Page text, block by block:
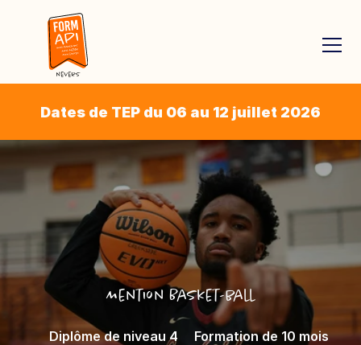
Dates de TEP du 06 au 12 juillet 2026
Mention Basket-ball
Diplôme de niveau 4 Formation de 10 mois